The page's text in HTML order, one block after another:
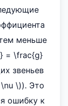
меньше
= \frac{g}
звеньев
\)). Это
ошибку к